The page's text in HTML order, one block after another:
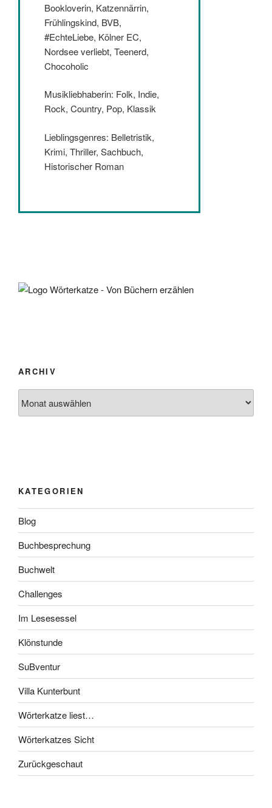
Bookloverin, Katzennärrin,
Frühlingskind, BVB,
#EchteLiebe, Kölner EC,
Nordsee verliebt, Teenerd,
Chocoholic
Musikliebhaberin: Folk, Indie,
Rock, Country, Pop, Klassik
Lieblingsgenres: Belletristik,
Krimi, Thriller, Sachbuch,
Historischer Roman
ARCHIV
KATEGORIEN
Blog
Buchbesprechung
Buchwelt
Challenges
Im Lesesessel
Klönstunde
SuBventur
Villa Kunterbunt
Wörterkatze liest…
Wörterkatzes Sicht
Zurückgeschaut